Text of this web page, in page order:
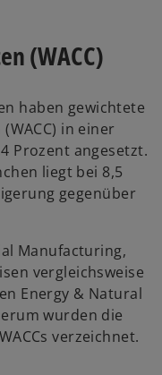
(WACC)
haben gewichtete
in einer
Prozent angesetzt.
liegt bei 8,5
gegenüber
Manufacturing,
vergleichsweise
Energy & Natural
wurden die
verzeichnet.